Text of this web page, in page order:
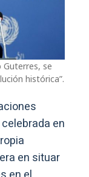
Guterres, se
histórica”.
en
en situar